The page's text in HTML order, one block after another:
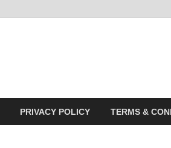
PRIVACY POLICY TERMS &